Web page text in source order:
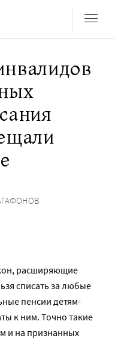
расширяющие
списать за любые
пенсии детям-
к ним. Точно такие
и на признанных